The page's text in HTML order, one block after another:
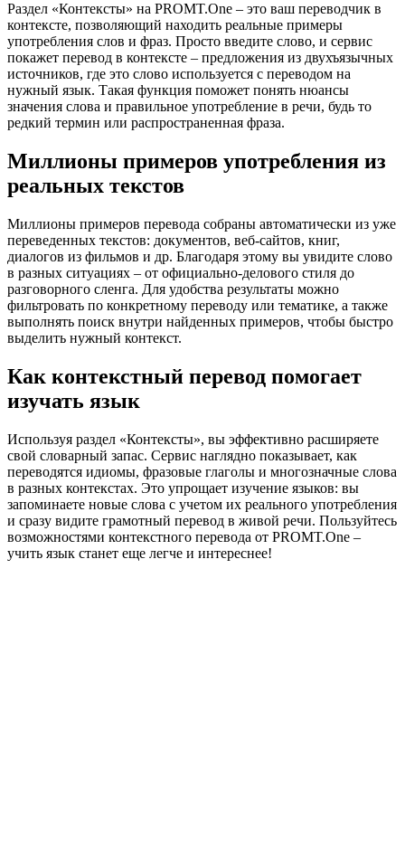
Раздел «Контексты» на PROMT.One – это ваш переводчик в
контексте, позволяющий находить реальные примеры
употребления слов и фраз. Просто введите слово, и сервис
покажет перевод в контексте – предложения из двухъязычных
источников, где это слово используется с переводом на
нужный язык. Такая функция поможет понять нюансы
значения слова и правильное употребление в речи, будь то
редкий термин или распространенная фраза.
Миллионы примеров употребления из
реальных текстов
Миллионы примеров перевода собраны автоматически из уже
переведенных текстов: документов, веб-сайтов, книг,
диалогов из фильмов и др. Благодаря этому вы увидите слово
в разных ситуациях – от официально-делового стиля до
разговорного сленга. Для удобства результаты можно
фильтровать по конкретному переводу или тематике, а также
выполнять поиск внутри найденных примеров, чтобы быстро
выделить нужный контекст.
Как контекстный перевод помогает
изучать язык
Используя раздел «Контексты», вы эффективно расширяете
свой словарный запас. Сервис наглядно показывает, как
переводятся идиомы, фразовые глаголы и многозначные слова
в разных контекстах. Это упрощает изучение языков: вы
запоминаете новые слова с учетом их реального употребления
и сразу видите грамотный перевод в живой речи. Пользуйтесь
возможностями контекстного перевода от PROMT.One –
учить язык станет еще легче и интереснее!